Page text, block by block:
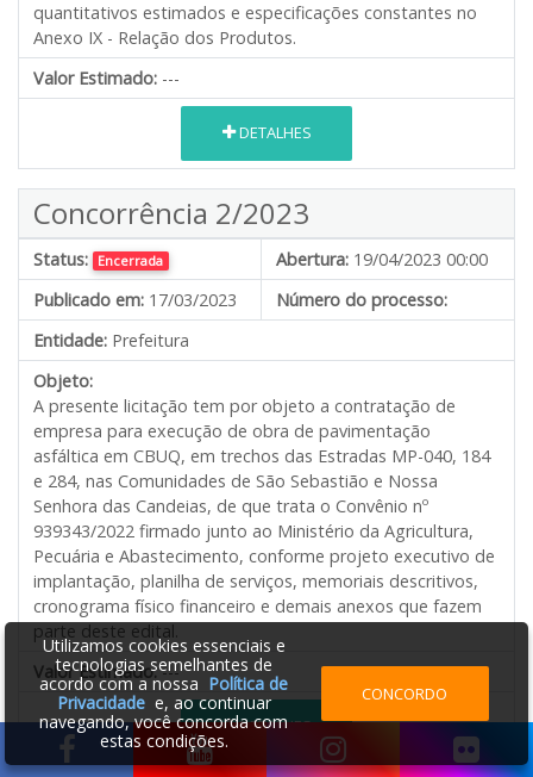
quantitativos estimados e especificações constantes no
Anexo IX - Relação dos Produtos.
Valor Estimado: ---
DETALHES
Concorrência 2/2023
Status: Encerrada Abertura: 19/04/2023 00:00
Publicado em: 17/03/2023
Número do processo:
Entidade: Prefeitura
Objeto:
A presente licitação tem por objeto a contratação de
empresa para execução de obra de pavimentação
asfáltica em CBUQ, em trechos das Estradas MP-040, 184
e 284, nas Comunidades de São Sebastião e Nossa
Senhora das Candeias, de que trata o Convênio nº
939343/2022 firmado junto ao Ministério da Agricultura,
Pecuária e Abastecimento, conforme projeto executivo de
implantação, planilha de serviços, memoriais descritivos,
cronograma físico financeiro e demais anexos que fazem
parte deste edital.
Valor Estimado:---
DETALHES
Utilizamos cookies essenciais e
tecnologias semelhantes de
acordo com a nossa Política de
Privacidadee, ao continuar
navegando, você concorda com
estas condições.
CONCORDO